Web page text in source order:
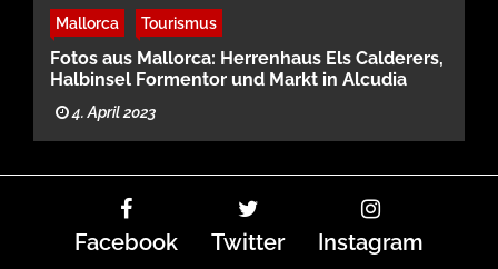
Mallorca Tourismus
Fotos aus Mallorca: Herrenhaus Els Calderers,
Halbinsel Formentor und Markt in Alcudia
4. April 2023
Facebook Twitter Instagram